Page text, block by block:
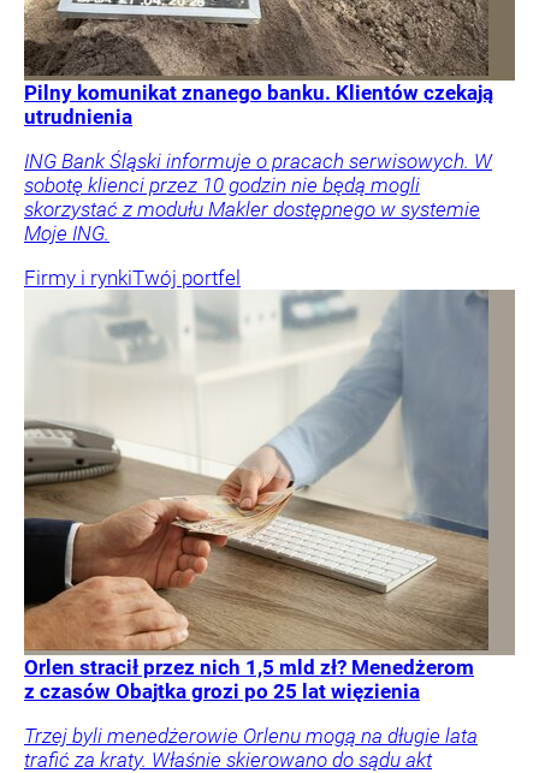
Pilny komunikat znanego banku. Klientów czekają
utrudnienia
ING Bank Śląski informuje o pracach serwisowych. W
sobotę klienci przez 10 godzin nie będą mogli
skorzystać z modułu Makler dostępnego w systemie
Moje ING.
Firmy i rynkiTwój portfel
Orlen stracił przez nich 1,5 mld zł? Menedżerom
z czasów Obajtka grozi po 25 lat więzienia
Trzej byli menedżerowie Orlenu mogą na długie lata
trafić za kraty. Właśnie skierowano do sądu akt